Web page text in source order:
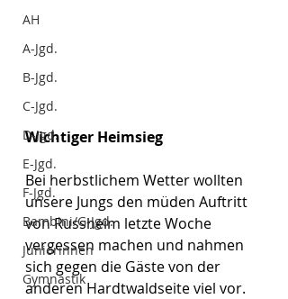
AH
A-Jgd.
B-Jgd.
C-Jgd.
D-Jgd.
E-Jgd.
F-Jgd.
Bambini/G-Jgd.
Juniorinnen
Gymnastik
Wichtiger Heimsieg
Bei herbstlichem Wetter wollten
unsere Jungs den müden Auftritt
von Russheim letzte Woche
vergessen machen und nahmen
sich gegen die Gäste von der
anderen Hardtwaldseite viel vor.